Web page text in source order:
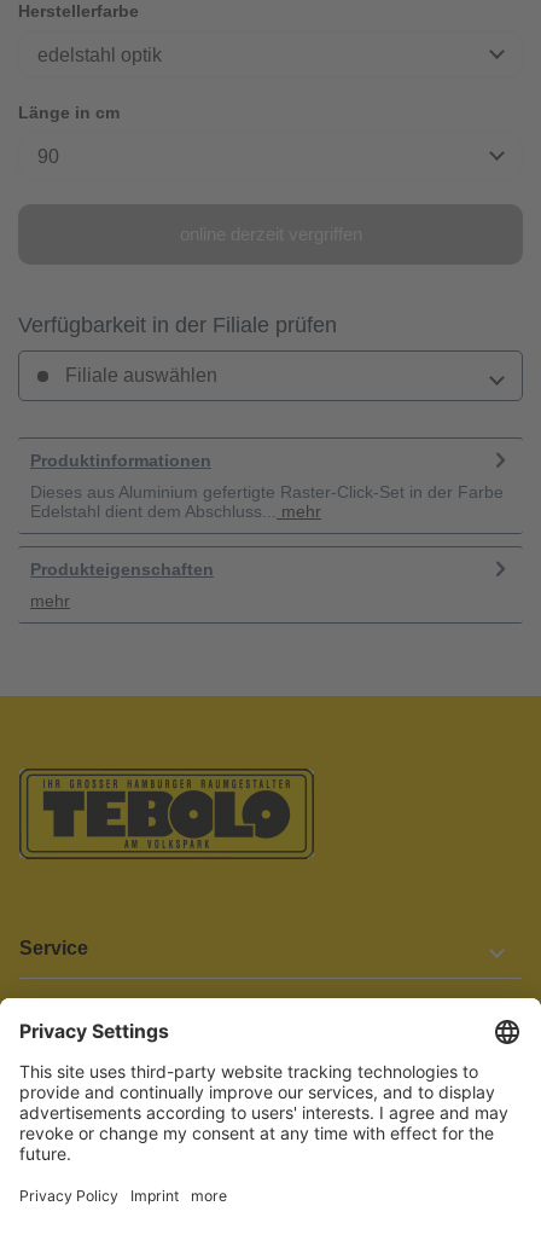
Herstellerfarbe
edelstahl optik
Länge in cm
90
Verfügbarkeit in der Filiale prüfen
Filiale auswählen
Produktinformationen
Dieses aus Aluminium gefertigte Raster-Click-Set in der Farbe
Edelstahl dient dem Abschluss...
mehr
Produkteigenschaften
mehr
Service
Informationen
Barrierefreiheit
Wir bemühen uns, unsere Website barrierefrei zu gestalten.
Einige Inhalte und Funktionen sind derzeit jedoch noch nicht
vollständig zugänglich. Wenn Sie auf Barrieren stoßen oder Hilfe
benötigen, kontaktieren Sie uns bitte unter service[at]knutzen.de.
Vertrag widerrufen